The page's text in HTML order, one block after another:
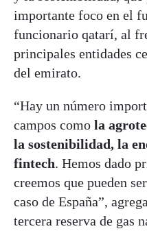
importante foco en el
funcionario qatarí, al
principales entidades
del emirato.
“Hay un número
campos como la
la sostenibilidad, la
fintech. Hemos dado
creemos que pueden
caso de España”,
tercera reserva de gas